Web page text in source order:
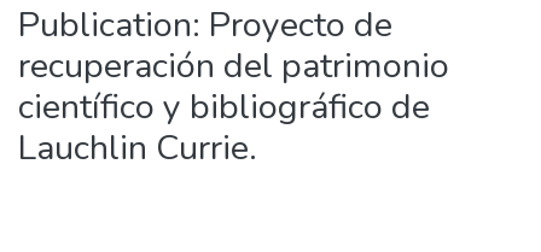
Publication: Proyecto de
recuperación del patrimonio
científico y bibliográfico de
Lauchlin Currie.